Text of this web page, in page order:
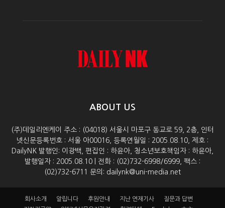
ABOUT US
(주)데일리엔케이 주소 : (04018) 서울시 마포구 동교로 59, 2층, 인터
넷신문등록번호 : 서울 아00016, 등록연월일 : 2005.08.10, 제호 :
DailyNK 발행인: 이광백, 편집인 : 하윤아, 청소년보호책임자 : 하윤아,
발행일자 : 2005.08.10 | 전화 : (02)732-6998/6999, 팩스 :
(02)732-6711 문의: dailynk@uni-media.net
회사소개 알립니다 후원안내 지난 연재기사
질문과 답변